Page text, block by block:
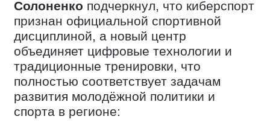
Солоненко подчеркнул, что киберспорт
признан официальной спортивной
дисциплиной, а новый центр
объединяет цифровые технологии и
традиционные тренировки, что
полностью соответствует задачам
развития молодёжной политики и
спорта в регионе: